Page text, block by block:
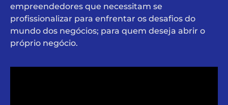
empreendedores que necessitam se
profissionalizar para enfrentar os desafios do
mundo dos negócios; para quem deseja abrir o
próprio negócio.